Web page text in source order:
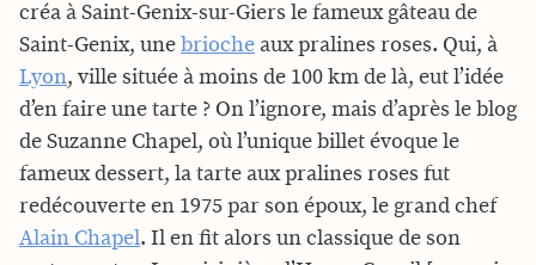
créa à Saint-Genix-sur-Giers le fameux gâteau de
Saint-Genix, une brioche aux pralines roses. Qui, à
Lyon, ville située à moins de 100 km de là, eut l’idée
d’en faire une tarte ? On l’ignore, mais d’après le blog
de Suzanne Chapel, où l’unique billet évoque le
fameux dessert, la tarte aux pralines roses fut
redécouverte en 1975 par son époux, le grand chef
Alain Chapel. Il en fit alors un classique de son